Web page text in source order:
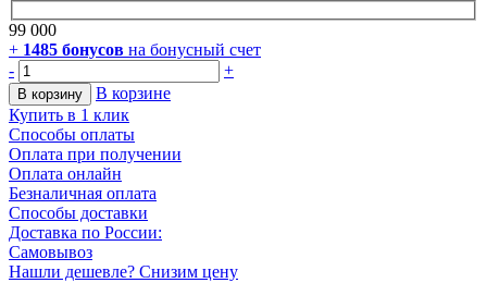
99 000
+ 1485 бонусов на бонусный счет
-
+
В корзину
В корзине
Купить в 1 клик
Способы оплаты
Оплата при получении
Оплата онлайн
Безналичная оплата
Способы доставки
Доставка по России:
Самовывоз
Нашли дешевле? Снизим цену